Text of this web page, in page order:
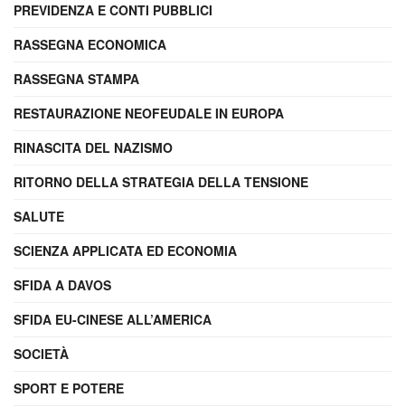
PREVIDENZA E CONTI PUBBLICI
RASSEGNA ECONOMICA
RASSEGNA STAMPA
RESTAURAZIONE NEOFEUDALE IN EUROPA
RINASCITA DEL NAZISMO
RITORNO DELLA STRATEGIA DELLA TENSIONE
SALUTE
SCIENZA APPLICATA ED ECONOMIA
SFIDA A DAVOS
SFIDA EU-CINESE ALL’AMERICA
SOCIETÀ
SPORT E POTERE